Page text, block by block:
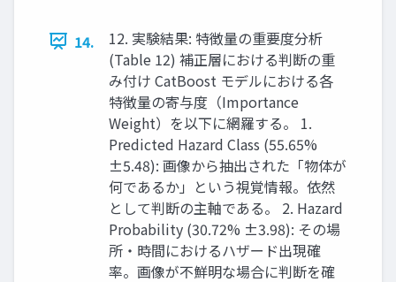
14.
12. 実験結果: 特徴量の重要度分析
(Table 12) 補正層における判断の重
み付け CatBoost モデルにおける各
特徴量の寄与度（Importance
Weight）を以下に網羅する。 1.
Predicted Hazard Class (55.65%
±5.48): 画像から抽出された「物体が
何であるか」という視覚情報。依然
として判断の主軸である。 2. Hazard
Probability (30.72% ±3.98): その場
所・時間におけるハザード出現確
率。画像が不鮮明な場合に判断を確